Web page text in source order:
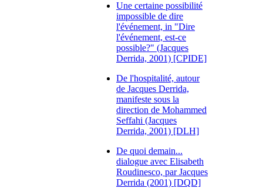
Une certaine possibilité
impossible de dire
l'événement, in "Dire
l'événement, est-ce
possible?" (Jacques
Derrida, 2001) [CPIDE]
De l'hospitalité, autour
de Jacques Derrida,
manifeste sous la
direction de Mohammed
Seffahi (Jacques
Derrida, 2001) [DLH]
De quoi demain...
dialogue avec Elisabeth
Roudinesco, par Jacques
Derrida (2001) [DQD]